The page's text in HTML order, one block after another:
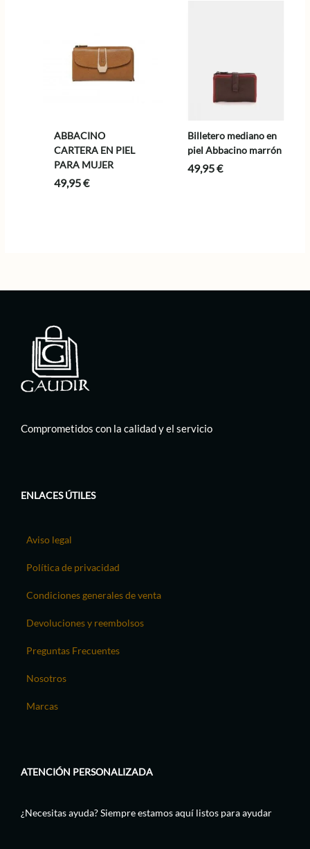
ABBACINO
CARTERA EN PIEL
PARA MUJER
49,95€
Billetero mediano en
piel Abbacino marrón
49,95€
Comprometidos con la calidad y el servicio
ENLACES ÚTILES
Aviso legal
Política de privacidad
Condiciones generales de venta
Devoluciones y reembolsos
Preguntas Frecuentes
Nosotros
Marcas
ATENCIÓN PERSONALIZADA
¿Necesitas ayuda? Siempre estamos aquí listos para ayudar